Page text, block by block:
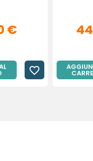
€
favorite_border